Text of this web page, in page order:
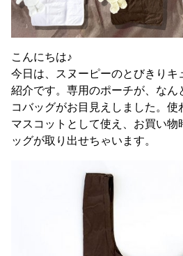
こんにちは♪
今日は、スヌーピーのとびきりキ
紹介です。専用のポーチが、なん
コバッグがお目見えしました。
マスコットとして使え、お買い
ッグが取り出せちゃいます。